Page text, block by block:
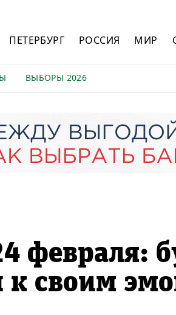
ПЕТЕРБУРГ РОССИЯ МИР
ВЫБОРЫ 2026
февраля:
к своим